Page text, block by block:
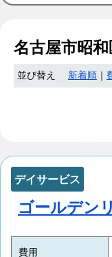
名古屋市昭和
並び替え 新着順
デイサービス
ゴールデン
費用